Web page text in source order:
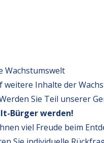
Wachstumswelt
weitere Inhalte der
Sie Teil unserer
Bürger werden!
viel Freude beim